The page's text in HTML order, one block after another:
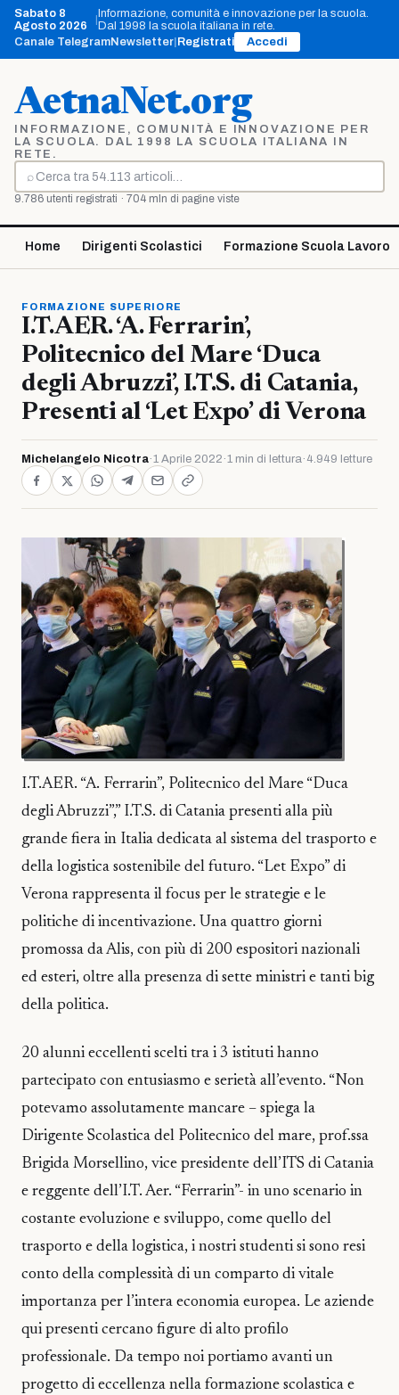
Vai
contenuto
Sabato 8
Agosto 2026
Informazione, comunità e innovazione per la scuola.
Dal 1998 la scuola italiana in rete.
Canale TelegramNewsletter Registrati Accedi
AetnaNet.org
INFORMAZIONE, COMUNITÀ E INNOVAZIONE PER
LA SCUOLA. DAL 1998 LA SCUOLA ITALIANA IN
RETE.
⌕
Cerca
9.786 utenti registrati · 704 mln di pagine viste
Home Dirigenti Scolastici Formazione Scuola Lavoro
FORMAZIONE SUPERIORE
I.T.AER. ‘A. Ferrarin’,
Politecnico del Mare ‘Duca
degli Abruzzi’, I.T.S. di Catania,
Presenti al ‘Let Expo’ di Verona
Michelangelo Nicotra·1 Aprile 2022 ·1 min di lettura· 4.949 letture
I.T.AER. “A. Ferrarin”, Politecnico del Mare “Duca
degli Abruzzi”,” I.T.S. di Catania presenti alla più
grande fiera in Italia dedicata al sistema del trasporto e
della logistica sostenibile del futuro. “Let Expo” di
Verona rappresenta il focus per le strategie e le
politiche di incentivazione. Una quattro giorni
promossa da Alis, con più di 200 espositori nazionali
ed esteri, oltre alla presenza di sette ministri e tanti big
della politica.
20 alunni eccellenti scelti tra i 3 istituti hanno
partecipato con entusiasmo e serietà all’evento. “Non
potevamo assolutamente mancare – spiega la
Dirigente Scolastica del Politecnico del mare, prof.ssa
Brigida Morsellino, vice presidente dell’ITS di Catania
e reggente dell’I.T. Aer. “Ferrarin”- in uno scenario in
costante evoluzione e sviluppo, come quello del
trasporto e della logistica, i nostri studenti si sono resi
conto della complessità di un comparto di vitale
importanza per l’intera economia europea. Le aziende
qui presenti cercano figure di alto profilo
professionale. Da tempo noi portiamo avanti un
progetto di eccellenza nella formazione scolastica e